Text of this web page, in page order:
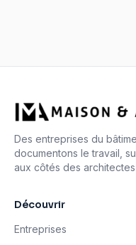
Des entreprises du
documentons le travail,
aux côtés des
Découvrir
Entreprises